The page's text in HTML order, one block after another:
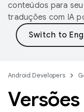
conteúdos para
traduções com IA
Android Developers